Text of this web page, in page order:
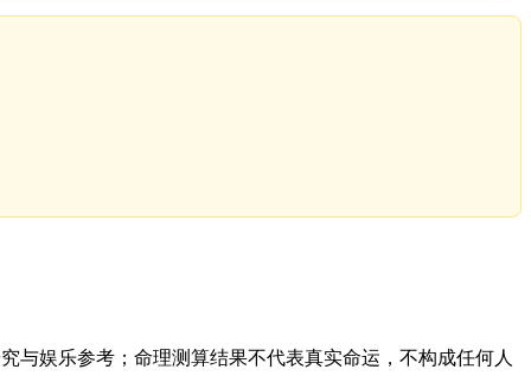
与娱乐参考；命理测算结果不代表真实命运，不构成任何人